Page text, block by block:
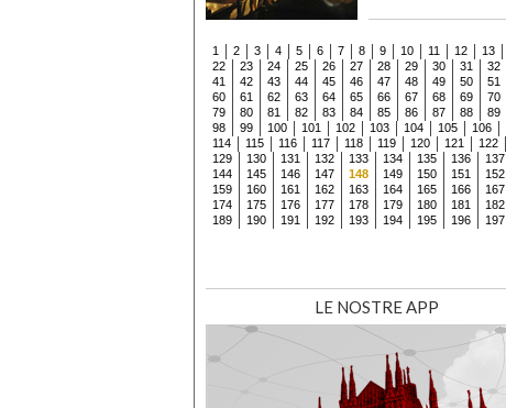
1 2 3 4 5 6 7 8 9 10 11 12 13
22
23 24 25 26 27 28 29 30 31 32
41
42 43 44 45 46 47 48 49 50 51
60
61 62 63 64 65 66 67 68 69 70
79
80 81 82 83 84 85 86 87 88 89
98
99 100 101 102 103 104 105 106
114
115 116 117 118 119 120 121 122
129
130 131 132 133 134 135 136 137
144
145 146 147 148 149 150 151 152
159
160 161 162 163 164 165 166 167
174
175 176 177 178 179 180 181 182
189
190 191 192 193 194 195 196 197
LE NOSTRE APP